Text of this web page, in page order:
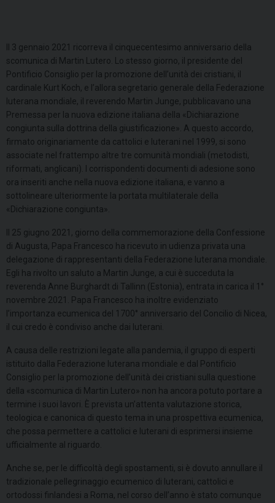
Il 3 gennaio 2021 ricorreva il cinquecentesimo anniversario della
scomunica di Martin Lutero. Lo stesso giorno, il presidente del
Pontificio Consiglio per la promozione dell’unità dei cristiani, il
cardinale Kurt Koch, e l’allora segretario generale della Federazione
luterana mondiale, il reverendo Martin Junge, pubblicavano una
Premessa per la nuova edizione italiana della «Dichiarazione
congiunta sulla dottrina della giustificazione». A questo accordo,
firmato originariamente da cattolici e luterani nel 1999, si sono
associate nel frattempo altre tre comunità mondiali (metodisti,
riformati, anglicani). I corrispondenti documenti di adesione sono
ora inseriti anche nella nuova edizione italiana, e vanno a
sottolineare ulteriormente la portata multilaterale della
«Dichiarazione congiunta».
Il 25 giugno 2021, giorno della commemorazione della Confessione
di Augusta, Papa Francesco ha ricevuto in udienza privata una
delegazione di rappresentanti della Federazione luterana mondiale.
Egli ha rivolto un saluto a Martin Junge, a cui è succeduta la
reverenda Anne Burghardt di Tallinn (Estonia), entrata in carica il 1°
novembre 2021. Papa Francesco ha inoltre evidenziato
l’importanza ecumenica del 1700° anniversario del Concilio di Nicea,
il cui credo è condiviso anche dai luterani.
A causa delle restrizioni legate alla pandemia, il gruppo di esperti
istituito dalla Federazione luterana mondiale e dal Pontificio
Consiglio per la promozione dell’unità dei cristiani sulla questione
della «scomunica di Martin Lutero» non ha ancora potuto portare a
termine i suoi lavori. È prevista un’attenta valutazione storica,
teologica e canonica di questo tema in una prospettiva ecumenica,
che possa permettere a cattolici e luterani di esprimersi insieme
ufficialmente al riguardo.
Anche se, per le difficoltà degli spostamenti, si è dovuto annullare il
tradizionale pellegrinaggio ecumenico di luterani, cattolici e
ortodossi finlandesi a Roma, nel corso dell’anno è stato comunque